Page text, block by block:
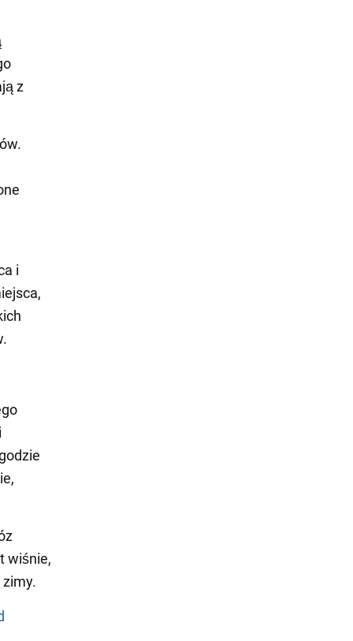
z
i
wiśnie,